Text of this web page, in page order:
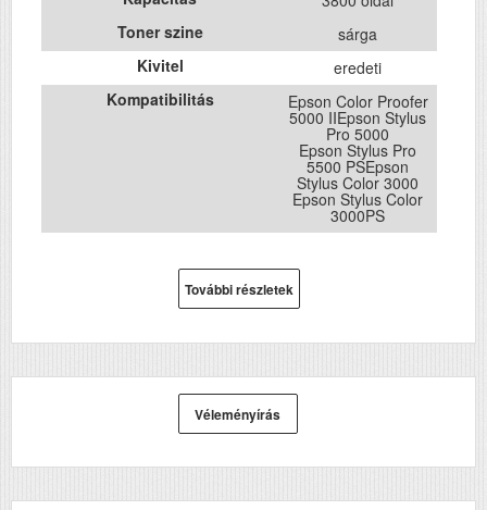
Toner szine
sárga
Kivitel
eredeti
Kompatibilitás
Epson Color Proofer
5000 IIEpson Stylus
Pro 5000
Epson Stylus Pro
5500 PSEpson
Stylus Color 3000
Epson Stylus Color
3000PS
További részletek
Véleményírás